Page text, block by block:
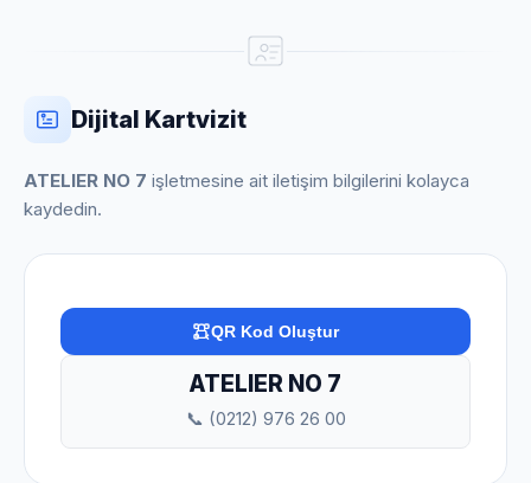
Dijital Kartvizit
ATELIER NO 7 işletmesine ait iletişim bilgilerini kolayca
kaydedin.
QR Kod Oluştur
ATELIER NO 7
📞 (0212) 976 26 00